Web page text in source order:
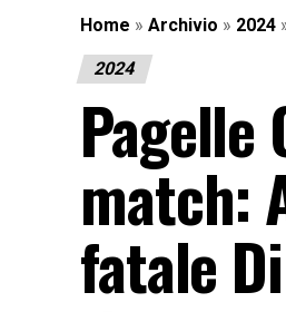
Home » Archivio » 2024
2024
Pagelle
match:
fatale